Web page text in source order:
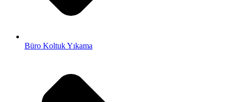
Büro Koltuk Yıkama